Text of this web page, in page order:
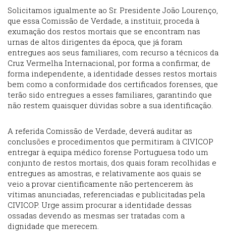
Solicitamos igualmente ao Sr. Presidente João Lourenço,
que essa Comissão de Verdade, a instituir, proceda à
exumação dos restos mortais que se encontram nas
urnas de altos dirigentes da época, que já foram
entregues aos seus familiares, com recurso a técnicos da
Cruz Vermelha Internacional, por forma a confirmar, de
forma independente, a identidade desses restos mortais
bem como a conformidade dos certificados forenses, que
terão sido entregues a esses familiares, garantindo que
não restem quaisquer dúvidas sobre a sua identificação.
A referida Comissão de Verdade, deverá auditar as
conclusões e procedimentos que permitiram à CIVICOP
entregar à equipa médico forense Portuguesa todo um
conjunto de restos mortais, dos quais foram recolhidas e
entregues as amostras, e relativamente aos quais se
veio a provar cientificamente não pertencerem às
vítimas anunciadas, referenciadas e publicitadas pela
CIVICOP. Urge assim procurar a identidade dessas
ossadas devendo as mesmas ser tratadas com a
dignidade que merecem.